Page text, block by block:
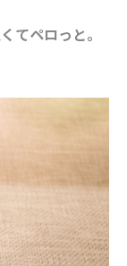
てペロっと。